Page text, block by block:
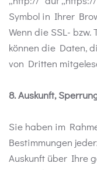
Symbol in Ihrer
Wenn die SSL-
können die Daten,
von Dritten
8. Auskunft,
Sie haben im
Bestimmungen
Auskunft über Ihre